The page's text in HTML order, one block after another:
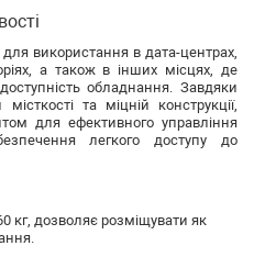
використання в дата-центрах,
а також в інших місцях, де
обладнання. Завдяки
та міцній конструкції,
для ефективного управління
легкого доступу до
дозволяє розміщувати як